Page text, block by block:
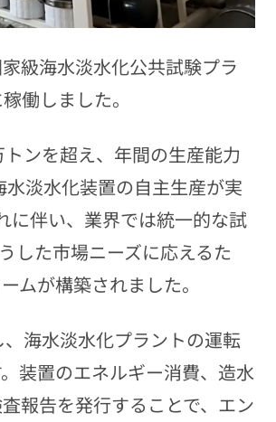
級海水淡水化公共試験プラ
働しました。
ンを超え、年間の生産能力
淡水化装置の自主生産が実
に伴い、業界では統一的な試
した市場ニーズに応えるた
ムが構築されました。
海水淡水化プラントの運転
装置のエネルギー消費、造水
報告を発行することで、エン